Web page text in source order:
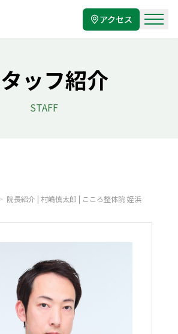
アクセス
ッフ紹介
STAFF
院長紹介 | 村嶋慎太郎 | こころ整体院 姪浜